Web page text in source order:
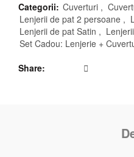
Categorii: Cuverturi ,
Lenjerii de pat 2 persoane ,
Lenjerii de pat Satin ,
Set Cadou: Lenjerie +
Share